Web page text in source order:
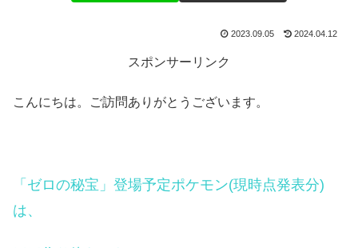
2023.09.05 2024.04.12
スポンサーリンク
こんにちは。ご訪問ありがとうございます。
「ゼロの秘宝」登場予定ポケモン(現時点発表分)
は、